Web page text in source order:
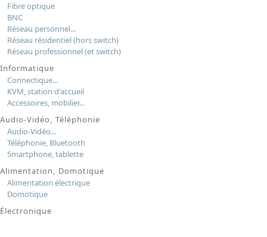
Fibre optique
BNC
Réseau personnel...
Réseau résidentiel (hors switch)
Réseau professionnel (et switch)
Informatique
Connectique...
KVM, station d'accueil
Accessoires, mobilier...
Audio-Vidéo, Téléphonie
Audio-Vidéo...
Téléphonie, Bluetooth
Smartphone, tablette
Alimentation, Domotique
Alimentation électrique
Domotique
Électronique